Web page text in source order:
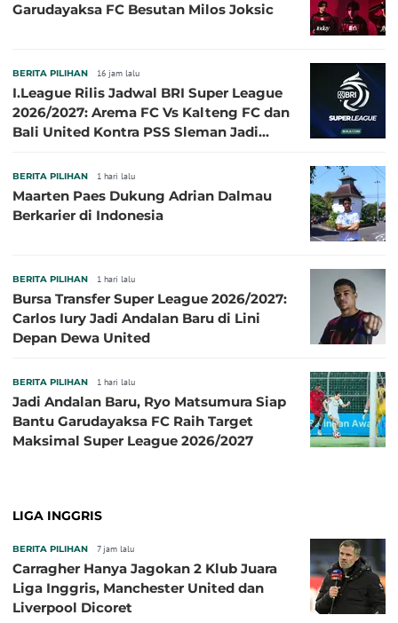
Garudayaksa FC Besutan Milos Joksic
BERITA PILIHAN 16 jam lalu
I.League Rilis Jadwal BRI Super League
2026/2027: Arema FC Vs Kalteng FC dan
Bali United Kontra PSS Sleman Jadi
BERITA PILIHAN 1 hari lalu
Maarten Paes Dukung Adrian Dalmau
Berkarier di Indonesia
BERITA PILIHAN 1 hari lalu
Bursa Transfer Super League 2026/2027:
Carlos Iury Jadi Andalan Baru di Lini
Depan Dewa United
BERITA PILIHAN 1 hari lalu
Jadi Andalan Baru, Ryo Matsumura Siap
Bantu Garudayaksa FC Raih Target
Maksimal Super League 2026/2027
LIGA INGGRIS
BERITA PILIHAN 7 jam lalu
Carragher Hanya Jagokan 2 Klub Juara
Liga Inggris, Manchester United dan
Liverpool Dicoret